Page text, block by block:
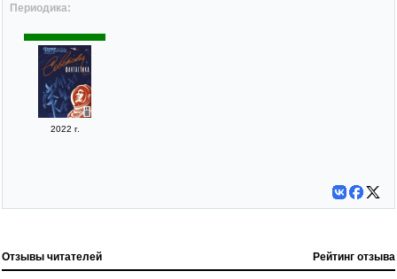
Периодика:
2022 г.
Отзывы читателей Рейтинг отзыва